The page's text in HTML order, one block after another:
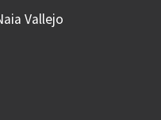
Vallejo